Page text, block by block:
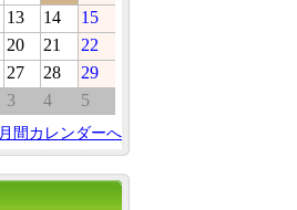
13 14
15
20 21
22
27 28
29
3 4 5
月間カレンダーへ